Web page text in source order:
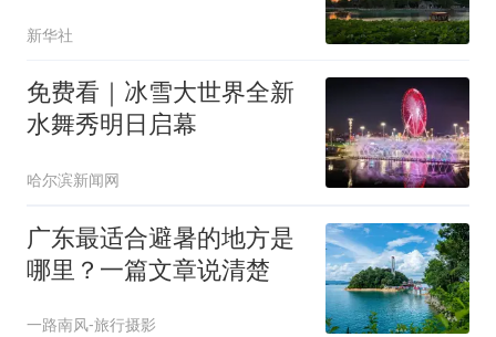
新华社
免费看｜冰雪大世界全新
水舞秀明日启幕
哈尔滨新闻网
广东最适合避暑的地方是
哪里？一篇文章说清楚
一路南风-旅行摄影